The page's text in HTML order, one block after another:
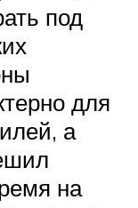
под
для
а
на